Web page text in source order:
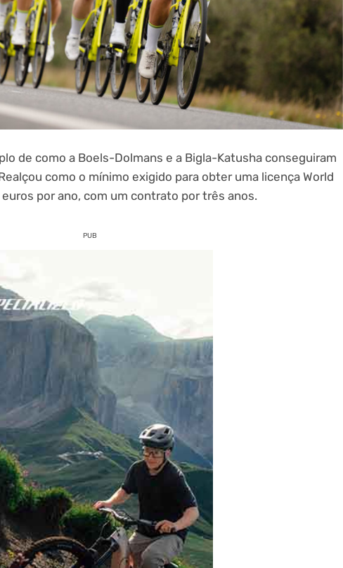
de como a Boels-Dolmans e a Bigla-Katusha conseguiram
como o mínimo exigido para obter uma licença World
por ano, com um contrato por três anos.
PUB